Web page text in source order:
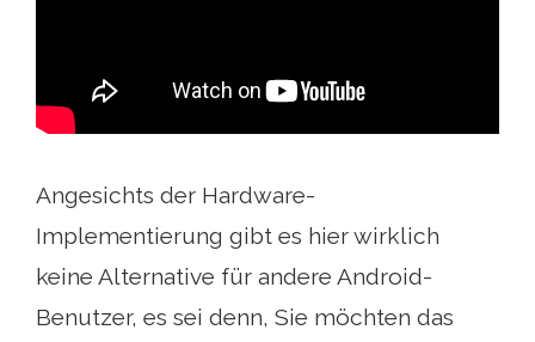
Angesichts der Hardware-
Implementierung gibt es hier wirklich
keine Alternative für andere Android-
Benutzer, es sei denn, Sie möchten das